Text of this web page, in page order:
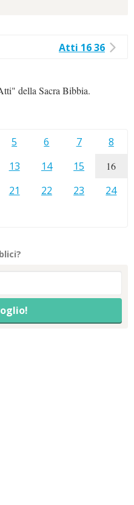
Atti 16 36
della Sacra Bibbia.
5 6 7
8
13 14 15 16
21 22 23
24